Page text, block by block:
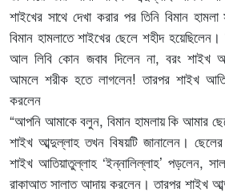
শাইখের সাথে দেখা করার পর তিনি বিমান
বিমান হামলাতে শাইখের ছেলে শহীদ
আল লিবি কোন জবাব দিলেন না, বরং শাইখ
আমলে শরীক হতে লাগলেন! তারপর শাইখ
করলেন
“আপনি আমাকে বলুন, বিমান হামলায় কি আমার
শাইখ আব্দুল্লাহ তখন বিষয়টি জানালেন।
শাইখ আতিয়াতুল্লাহ ‘ইন্নালিল্লাহ’ পড়লেন,
রাকাআত সালাত আদায় করলেন। তারপর শাইখ